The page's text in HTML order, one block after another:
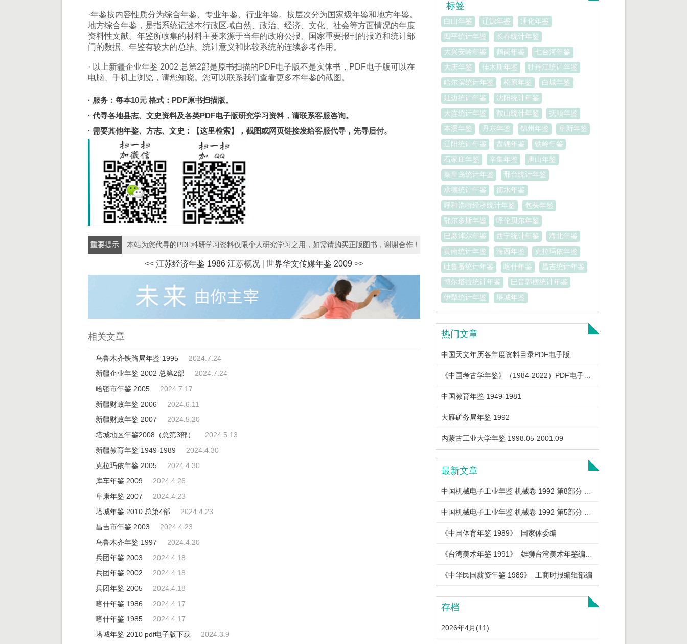
·年鉴按内容性质分为综合年鉴、专业年鉴、行业年鉴。按层次分为国家级年鉴和地方年鉴。
地方综合年鉴，是指系统记述本行政区域自然、政治、经济、文化、社会等方面情况的年度
资料性文献。年鉴所收集的材料主要来源于当年的政府公报、国家重要报刊的报道和统计部
门的数据。年鉴有较大的总结、统计意义和比较系统的连续参考作用。
· 以上新疆企业年鉴 2002 总第2部是原书扫描的PDF电子版不是实体书，PDF电子版可以在
电脑、手机上浏览，请您知晓。您可以联系我们查看更多本年鉴的截图。
· 服务：每本10元 格式：PDF原书扫描版。
· 代寻各地县志、文史资料及各类PDF电子版研究学习资料，请联系客服咨询。
· 需要其他年鉴、方志、文史：
【这里检索】 ，截图或网页链接发给客服代寻，先寻后付。
重要提示 本站为您代寻的PDF科研学习资料仅限个人研究学习之用，如需请购买正版图书，谢谢合作！
<< 江苏经济年鉴 1986 江苏概况 世界华文传媒年鉴 2009 >>
相关文章
乌鲁木齐铁路局年鉴 1995
2024.7.24
新疆企业年鉴 2002 总第2部
2024.7.24
哈密市年鉴 2005
2024.7.17
新疆财政年鉴 2006
2024.6.11
新疆财政年鉴 2007
2024.5.20
塔城地区年鉴2008（总第3部）
2024.5.13
新疆教育年鉴 1949-1989
2024.4.30
克拉玛依年鉴 2005
2024.4.30
库车年鉴 2009
2024.4.26
阜康年鉴 2007
2024.4.23
塔城年鉴 2010 总第4部
2024.4.23
昌吉市年鉴 2003
2024.4.23
乌鲁木齐年鉴 1997
2024.4.20
兵团年鉴 2003
2024.4.18
兵团年鉴 2002
2024.4.18
兵团年鉴 2005
2024.4.18
喀什年鉴 1986
2024.4.17
喀什年鉴 1985
2024.4.17
塔城年鉴 2010 pdf电子版下载
2024.3.9
标签
白山年鉴 辽源年鉴
通化年鉴
四平统计年鉴
长春统计年鉴
大兴安岭年鉴
鹤岗年鉴
七台河年鉴
大庆年鉴
佳木斯年鉴
牡丹江统计年鉴
哈尔滨统计年鉴
松原年鉴
白城年鉴
延边统计年鉴
沈阳统计年鉴
大连统计年鉴
鞍山统计年鉴
抚顺年鉴
本溪年鉴
丹东年鉴 锦州年鉴
阜新年鉴
辽阳统计年鉴
盘锦年鉴
铁岭年鉴
石家庄年鉴
辛集年鉴
唐山年鉴
秦皇岛统计年鉴
邢台统计年鉴
承德统计年鉴
衡水年鉴
呼和浩特经济统计年鉴
包头年鉴
鄂尔多斯年鉴
呼伦贝尔年鉴
巴彦淖尔年鉴
西宁统计年鉴
海北年鉴
黄南统计年鉴
海西年鉴
克拉玛依年鉴
吐鲁番统计年鉴
喀什年鉴
昌吉统计年鉴
博尔塔拉统计年鉴
巴音郭楞统计年鉴
伊犁统计年鉴
塔城年鉴
热门文章
中国天文年历各年度资料目录PDF电子版
《中国考古学年鉴》（1984-2022）PDF电子版下载
中国教育年鉴 1949-1981
大雁矿务局年鉴 1992
内蒙古工业大学年鉴 1998.05-2001.09
最新文章
中国机械电子工业年鉴 机械卷 1992 第8部分 机械工业重要经济政策法规
中国机械电子工业年鉴 机械卷 1992 第5部分 机械工业优质产品及节能产品
《中国体育年鉴 1989》_国家体委编
《台湾美术年鉴 1991》_雄狮台湾美术年鉴编辑委员会编著
《中华民国薪资年鉴 1989》_工商时报编辑部编
存档
2026年4月(11)